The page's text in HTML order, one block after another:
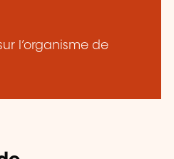
l’organisme de